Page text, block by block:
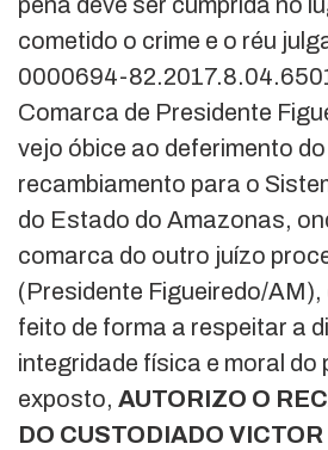
pena deve ser cumprida no
cometido o crime e o réu
0000694-
Comarca de Presidente
vejo óbice ao deferimento
recambiamento para o
do Estado do Amazonas,
comarca do outro juízo
(Presidente Figueiredo/AM),
feito de forma a respeitar a
integridade física e moral do
exposto, AUTORIZO O
DO CUSTODIADO VICTOR